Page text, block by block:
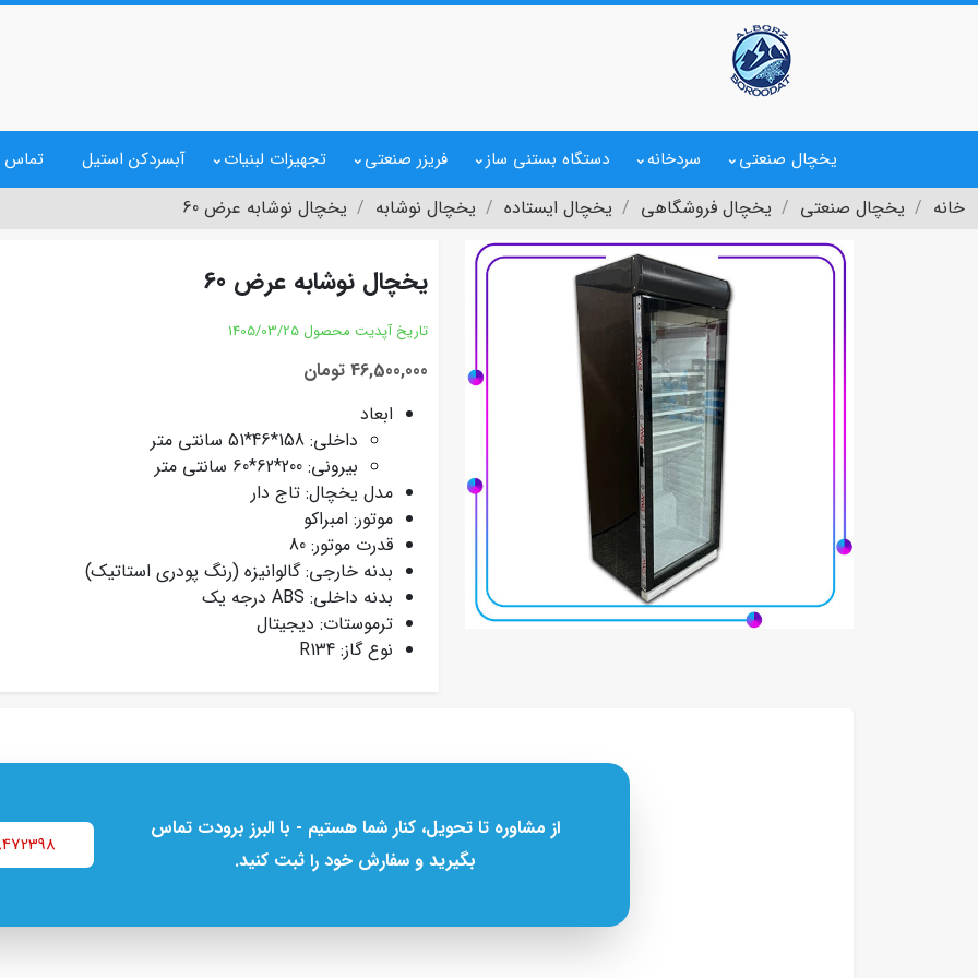
یخچال صنعتی سردخانه دستگاه بستنی ساز فریزر صنعتی تجهیزات لبنیات آبسردکن استیل تماس
خانه یخچال صنعتی یخچال فروشگاهی یخچال ایستاده یخچال نوشابه یخچال نوشابه عرض 60
یخچال نوشابه عرض 60
تاریخ آپدیت محصول 1405/03/25
46,500,000 تومان
ابعاد
داخلی: 158*46*51 سانتی متر
بیرونی: 200*62*60 سانتی متر
مدل یخچال: تاج دار
موتور: امبراکو
قدرت موتور: 80
بدنه خارجی: گالوانیزه (رنگ پودری استاتیک)
بدنه داخلی: ABS درجه یک
ترموستات: دیجیتال
نوع گاز: R134
از مشاوره تا تحویل، کنار شما هستیم - با البرز برودت تماس
بگیرید و سفارش خود را ثبت کنید.